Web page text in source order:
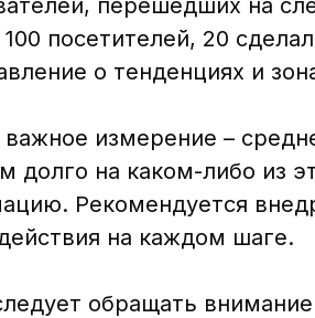
перешедших на
100 посетителей, 20
о тенденциях и
измерение –
долго на каком-либо из
Рекомендуется
на каждом шаге.
обращать внимание